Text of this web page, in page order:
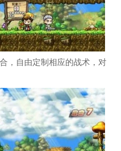
，自由定制相应的战术，对